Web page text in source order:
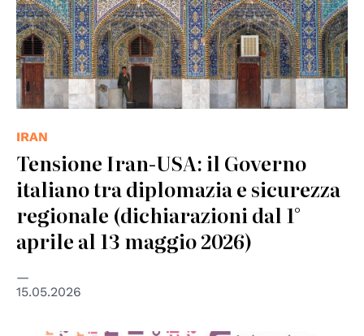
IRAN
Tensione Iran-USA: il Governo
italiano tra diplomazia e sicurezza
regionale (dichiarazioni dal 1°
aprile al 13 maggio 2026)
15.05.2026